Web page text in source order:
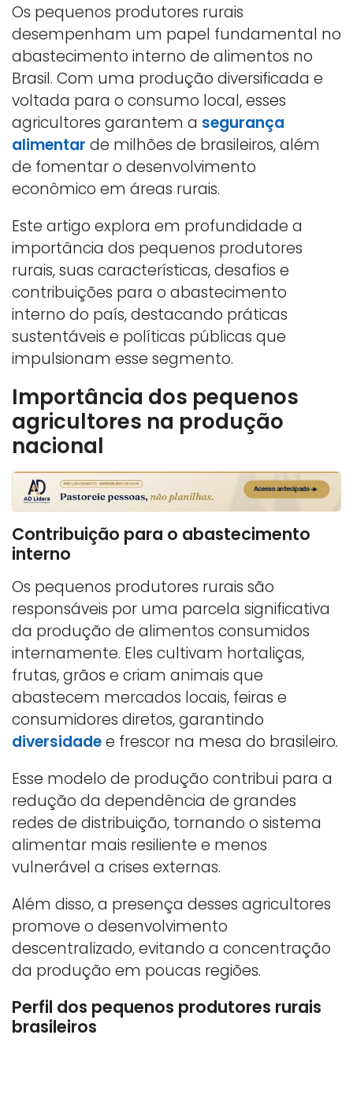
Os pequenos produtores rurais
desempenham um papel fundamental no
abastecimento interno de alimentos no
Brasil. Com uma produção diversificada e
voltada para o consumo local, esses
agricultores garantem a segurança
alimentar de milhões de brasileiros, além
de fomentar o desenvolvimento
econômico em áreas rurais.
Este artigo explora em profundidade a
importância dos pequenos produtores
rurais, suas características, desafios e
contribuições para o abastecimento
interno do país, destacando práticas
sustentáveis e políticas públicas que
impulsionam esse segmento.
Importância dos pequenos
agricultores na produção
nacional
Contribuição para o abastecimento
interno
Os pequenos produtores rurais são
responsáveis por uma parcela significativa
da produção de alimentos consumidos
internamente. Eles cultivam hortaliças,
frutas, grãos e criam animais que
abastecem mercados locais, feiras e
consumidores diretos, garantindo
diversidadee frescor na mesa do brasileiro.
Esse modelo de produção contribui para a
redução da dependência de grandes
redes de distribuição, tornando o sistema
alimentar mais resiliente e menos
vulnerável a crises externas.
Além disso, a presença desses agricultores
promove o desenvolvimento
descentralizado, evitando a concentração
da produção em poucas regiões.
Perfil dos pequenos produtores rurais
brasileiros